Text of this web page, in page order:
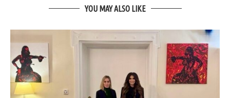
YOU MAY ALSO LIKE